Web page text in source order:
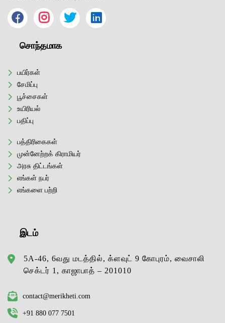
சொந்தமாக
பயிர்கள்
சேமிப்பு
பூச்சைகள்
உயிரியல்
பதிப்பு
பத்திரிகைகள்
முன்னேற்றக் கிராமியர்
அரசு திட்டங்கள்
எங்கள் நபர்
எங்களை பற்றி
இடம்
5A-46, 6வது மடத்தில், க்ளவுட் 9 கோபுரம், வைசாலி
செக்டர் 1, காஜாபாத் – 201010
contact@merikheti.com
+91 880 077 7501